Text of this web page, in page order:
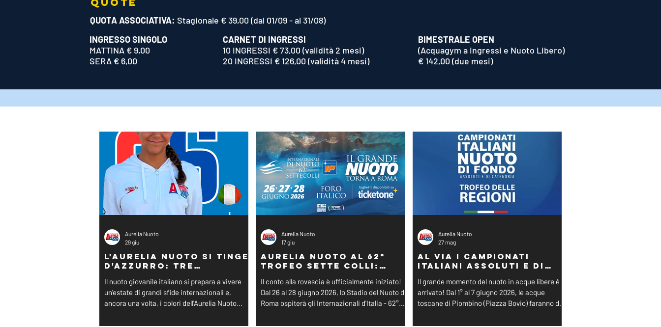
QUOTA ASSOCIATIVA: Stagionale € 39,00 (dal 01/09 - al 31/08)
INGRESSO SINGOLO
MATTINA € 9,00
SERA € 6,00
CARNET DI INGRESSI
10 INGRESSI € 73,00 (validità 2 mesi)
20 INGRESSI € 126,00 (validità 4 mesi)
BIMESTRALE OPEN
(Acquagym a ingressi e Nuoto Libero)
€ 142,00 (due mesi)
L'Aurelia Nuoto si tinge
d'azzurro: tre
ai Campionati Europei
Giovanili!
Il nuoto giovanile italiano si prepara a vivere
un'estate di grandi sfide internazionali e,
ancora una volta, i colori dell'Aurelia Nuoto
d'Europa. Dalla vasca alle acque libere, i nostri
Aurelia Nuoto
29 giu
Aurelia Nuoto al 62°
Trofeo Sette Colli:
Convocati!
Il conto alla rovescia è ufficialmente iniziato!
Dal 26 al 28 giugno 2026, lo Stadio del Nuoto di
Roma ospiterà gli Internazionali d'Italia - 62°
prestigioso che vedrà i migliori interpreti del
Aurelia Nuoto
17 giu
Al via i Campionati
Italiani Assoluti e di
Il grande momento del nuoto in acque libere è
arrivato! Dal 1° al 7 giugno 2026, le acque
toscane di Piombino (Piazza Bovio) faranno da
Categoria di Nuoto di Fondo, oltre al prestigioso
Aurelia Nuoto
27 mag